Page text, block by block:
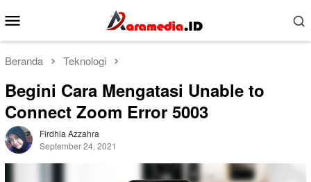
ke
kontenMobile
Beranda Teknologi
Begini Cara Mengatasi Unable to
Connect Zoom Error 5003
Firdhia Azzahra
September 24, 2021